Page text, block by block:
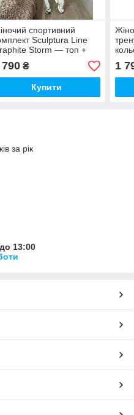
спортивний
Sculptura Line
Storm — топ +
з утяжкою та
корекції
790₴
Купити
1
за рік
13:00